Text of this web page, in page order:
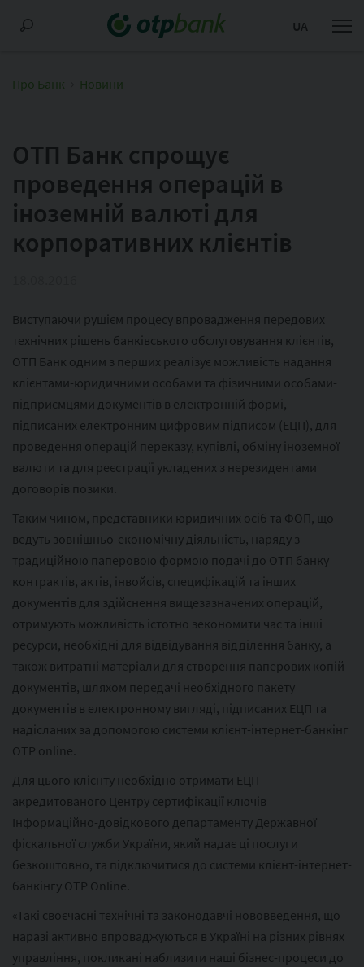
UA
Про Банк Новини
ОTП Банк спрощує
проведення операцій в
іноземній валюті для
корпоративних клієнтів
Виступаючи рушієм процесу впровадження передових
технічних рішень банківського обслуговування клієнтів,
ОТП Банк одним з перших реалізує можливість надання
клієнтами-юридичними особами та фізичними особами-
підприємцями документів в електронній формі,
підписаних електронним цифровим підписом (ЕЦП), для
проведення операцій переказу, купівлі, обміну іноземної
валюти та для реєстрації укладених з нерезидентами
договорів позики.
Таким чином, представники юридичних осіб та ФОП, що
ведуть зовнішньо-економічну діяльність, наряду з
традиційною паперовою формою подачі до ОТП банку
контрактів, актів, інвойсів, специфікацій та інших
документів для здійснення вищезазначених операцій,
отримують можливість істотно зекономити час та інші
ресурси, необхідні для відвідування відділення банку, а
також витратні матеріали для створення паперових копій
документів, шляхом передачі необхідного пакету
документів в електронному вигляді, підписаних ЕЦП та
надісланих за допомогою системи клієнт-інтернет-банкінг
OTP online.
Для цього клієнту необхідно отримати ЕЦП
акредитованого Центру сертифікації ключів
Інформаційно-довідкового департаменту Державної
фіскальної служби України, який надає ці послуги
безкоштовно, та підключитися до системи клієнт-інтернет-
банкінгу OTP Online.
«Такі своєчасні технічні та законодавчі нововведення, що
наразі активно впроваджуються в Україні на різних рівнях
управління, покликані наблизити наші бізнес-процеси до